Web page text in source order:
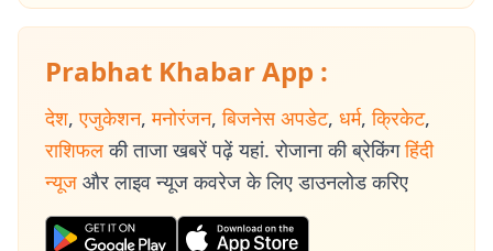
Prabhat Khabar App :
देश, एजुकेशन, मनोरंजन, बिजनेस अपडेट, धर्म, क्रिकेट,
राशिफल की ताजा खबरें पढ़ें यहां. रोजाना की ब्रेकिंग हिंदी
न्यूज और लाइव न्यूज कवरेज के लिए डाउनलोड करिए